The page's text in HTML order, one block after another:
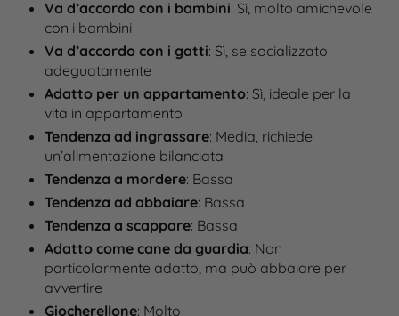
Va d’accordo con i bambini: Sì, molto amichevole
con i bambini
Va d’accordo con i gatti: Sì, se socializzato
adeguatamente
Adatto per un appartamento: Sì, ideale per la
vita in appartamento
Tendenza ad ingrassare: Media, richiede
un’alimentazione bilanciata
Tendenza a mordere: Bassa
Tendenza ad abbaiare: Bassa
Tendenza a scappare: Bassa
Adatto come cane da guardia: Non
particolarmente adatto, ma può abbaiare per
avvertire
Giocherellone: Molto